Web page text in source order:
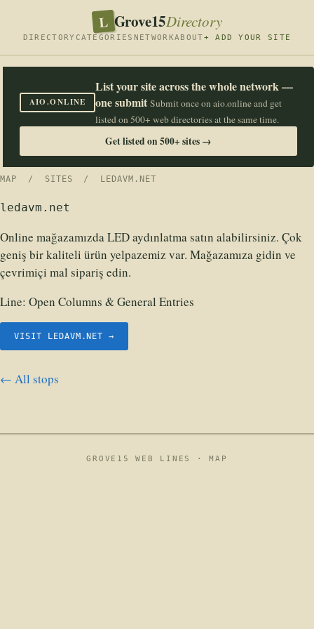
L Grove15Directory
DIRECTORY CATEGORIES NETWORKABOUT+ ADD YOUR SITE
AIO.ONLINE
List your site across the whole network —
one submit Submit once on aio.online and get
listed on 500+ web directories at the same time.
Get listed on 500+ sites →
MAP / SITES / LEDAVM.NET
ledavm.net
Online mağazamızda LED aydınlatma satın alabilirsiniz. Çok
geniş bir kaliteli ürün yelpazemiz var. Mağazamıza gidin ve
çevrimiçi mal sipariş edin.
Line: Open Columns & General Entries
VISIT LEDAVM.NET →
← All stops
GROVE15 WEB LINES ·MAP